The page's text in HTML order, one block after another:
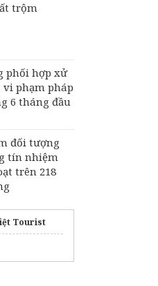
trộm
phối hợp xử
vi phạm pháp
6 tháng đầu
đối tượng
tín nhiệm
trên 218
Tourist